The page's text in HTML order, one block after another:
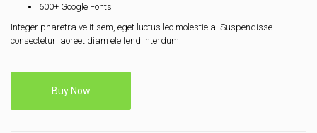
600+ Google Fonts
Integer pharetra velit sem, eget luctus leo molestie a. Suspendisse
consectetur laoreet diam eleifend interdum.
Buy Now